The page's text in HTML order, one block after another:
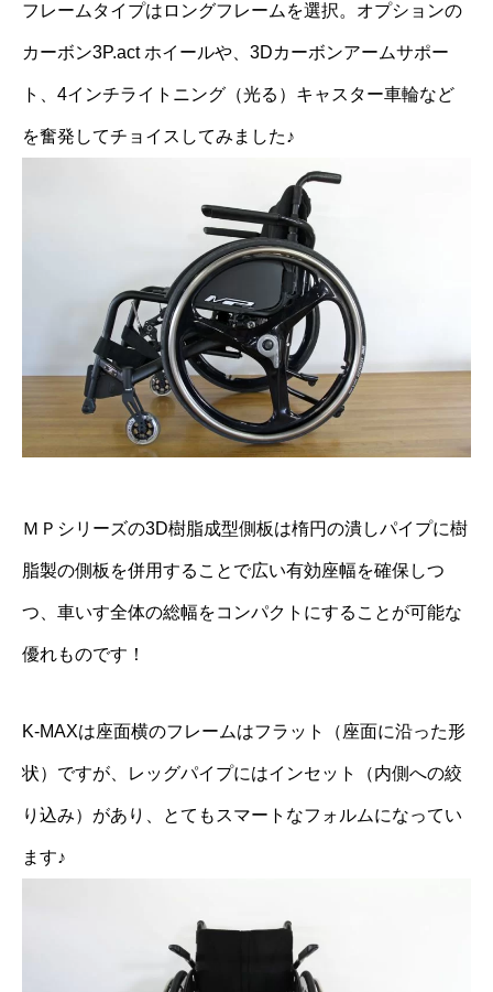
フレームタイプはロングフレームを選択。オプションの
カーボン3P.act ホイールや、3Dカーボンアームサポー
ト、4インチライトニング（光る）キャスター車輪など
を奮発してチョイスしてみました♪
ＭＰシリーズの3D樹脂成型側板は楕円の潰しパイプに樹
脂製の側板を併用することで広い有効座幅を確保しつ
つ、車いす全体の総幅をコンパクトにすることが可能な
優れものです！
K-MAXは座面横のフレームはフラット（座面に沿った形
状）ですが、レッグパイプにはインセット（内側への絞
り込み）があり、とてもスマートなフォルムになってい
ます♪